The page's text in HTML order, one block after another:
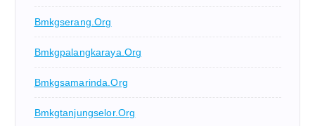
Bmkgserang.org
Bmkgpalangkaraya.org
Bmkgsamarinda.org
Bmkgtanjungselor.org